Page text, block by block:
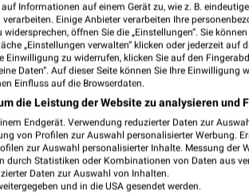
- Prospekte &
mehr ElectronicPartner Filialen &
✔Standortgenaue Angebote
✔Folge deinem Lieblingshändler
✔Push-Benachrichtigungen bei neuen
✔Einkaufsliste - Einkauf stressfrei
Informationen auf einem Gerät zu, wie z. B.
Einige Anbieter verarbeiten Ihre
öffnen Sie die „Einstellungen“. Sie
„Einstellungen verwalten“ klicken oder jederzeit auf
Einwilligung zu widerrufen, klicken Sie auf den
Daten“. Auf dieser Seite können Sie Ihre Einwilligung
Einfluss auf die Browserdaten.
die Leistung der Website zu analysieren und
Endgerät. Verwendung reduzierter Daten zur
von Profilen zur Auswahl personalisierter Werbung.
zur Auswahl personalisierter Inhalte. Messung der
durch Statistiken oder Kombinationen von Daten aus
Daten zur Auswahl von Inhalten.
und in die USA gesendet werden.